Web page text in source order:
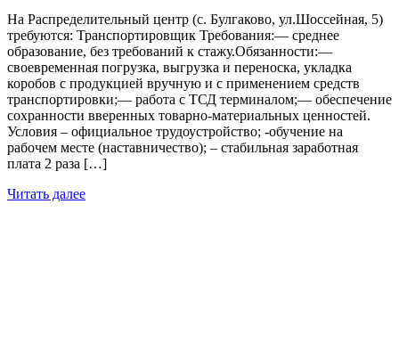
На Распределительный центр (с. Булгаково, ул.Шоссейная, 5)
требуются: Транспортировщик Требования:— среднее
образование, без требований к стажу.Обязанности:—
своевременная погрузка, выгрузка и переноска, укладка
коробов с продукцией вручную и с применением средств
транспортировки;— работа с ТСД терминалом;— обеспечение
сохранности вверенных товарно-материальных ценностей.
Условия – официальное трудоустройство; -обучение на
рабочем месте (наставничество); – стабильная заработная
плата 2 раза […]
Читать далее